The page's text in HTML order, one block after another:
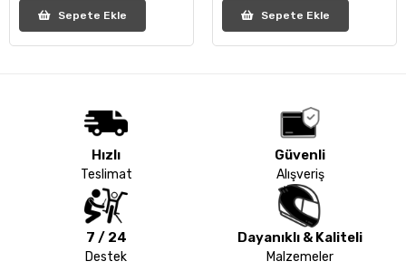
Sepete Ekle Sepete Ekle
Hızlı
Teslimat
Güvenli
Alışveriş
7 / 24
Destek
Dayanıklı & Kaliteli
Malzemeler